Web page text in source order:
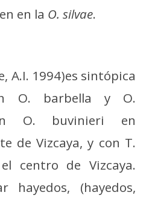
en la O. silvae.
A.I. 1994)es sintópica
O. barbella y O.
O. buvinieri en
de Vizcaya, y con T.
centro de Vizcaya.
hayedos, (hayedos,